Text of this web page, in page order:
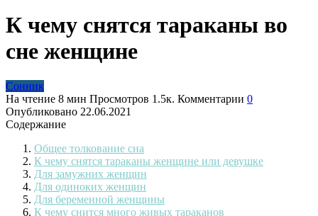
К чему снятся тараканы во
сне женщине
Сонник
На чтение 8 мин Просмотров 1.5к. Комментарии 0
Опубликовано 22.06.2021
Содержание
Общее толкование сна
К чему снятся тараканы женщине или девушке
Для замужних женщин
Для одиноких женщин
Для беременной женщины
К чему снится много живых тараканов